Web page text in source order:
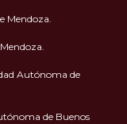
Mendoza.
Autónoma de
de Buenos